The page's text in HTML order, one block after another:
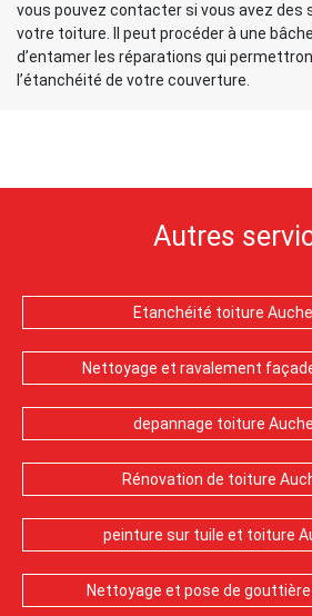
vous pouvez contacter si vous avez des
votre toiture. Il peut procéder à une
d’entamer les réparations qui
l’étanchéité de votre couverture.
Autres
Etanchéité toiture
Nettoyage et ravalement
depannage toiture
Rénovation de toiture
peinture sur tuile et toiture
Nettoyage et pose de